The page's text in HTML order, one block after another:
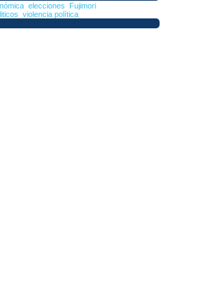
elecciones
Fujimori
violencia política